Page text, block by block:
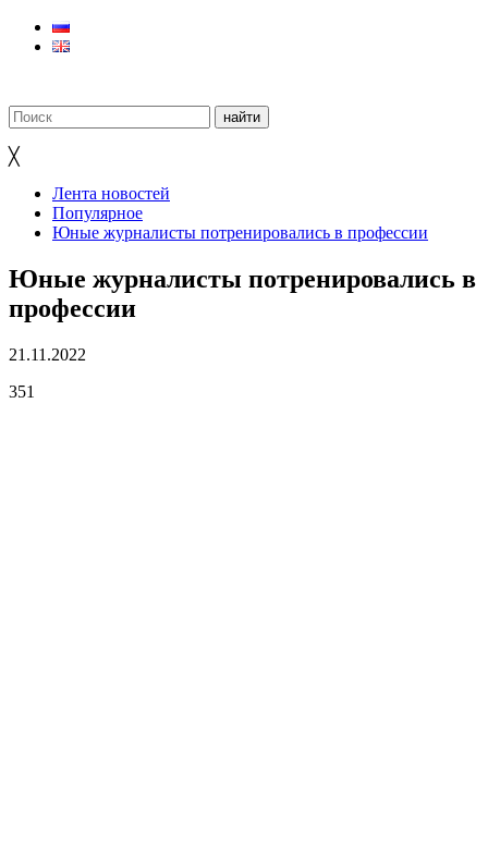
╳
Лента новостей
Популярное
Юные журналисты потренировались в профессии
Юные журналисты потренировались в
профессии
21.11.2022
351